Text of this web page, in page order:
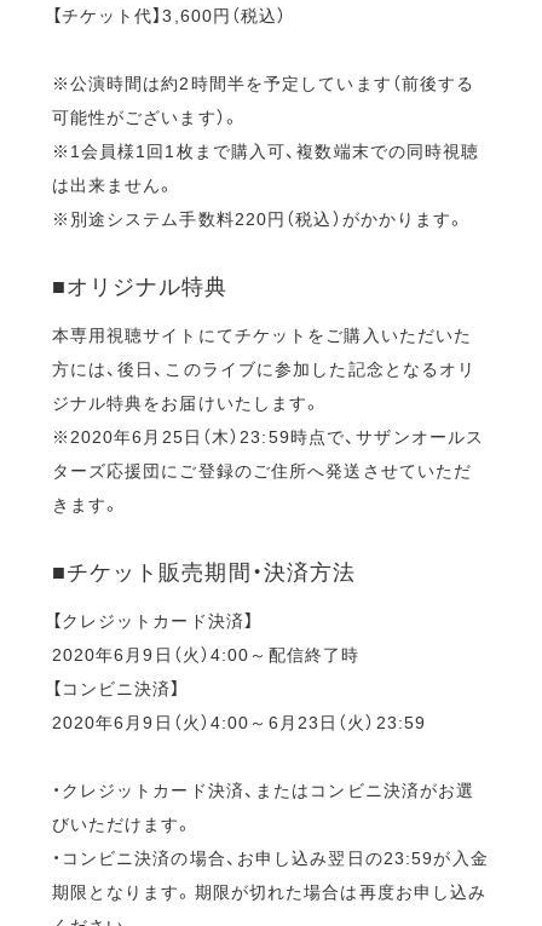
【チケット代】3,600円（税込）
※公演時間は約2時間半を予定しています（前後する
可能性がございます）。
※1会員様1回1枚まで購入可、複数端末での同時視聴
は出来ません。
※別途システム手数料220円（税込）がかかります。
■オリジナル特典
本専用視聴サイトにてチケットをご購入いただいた
方には、後日、このライブに参加した記念となるオリ
ジナル特典をお届けいたします。
※2020年6月25日（木）23:59時点で、サザンオールス
ターズ応援団にご登録のご住所へ発送させていただ
きます。
■チケット販売期間・決済方法
【クレジットカード決済】
2020年6月9日（火）4:00～配信終了時
【コンビニ決済】
2020年6月9日（火）4:00～6月23日（火）23:59
・クレジットカード決済、またはコンビニ決済がお選
びいただけます。
・コンビニ決済の場合、お申し込み翌日の23:59が入金
期限となります。期限が切れた場合は再度お申し込み